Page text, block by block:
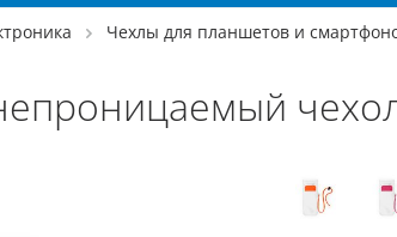
Чехлы для планшетов и